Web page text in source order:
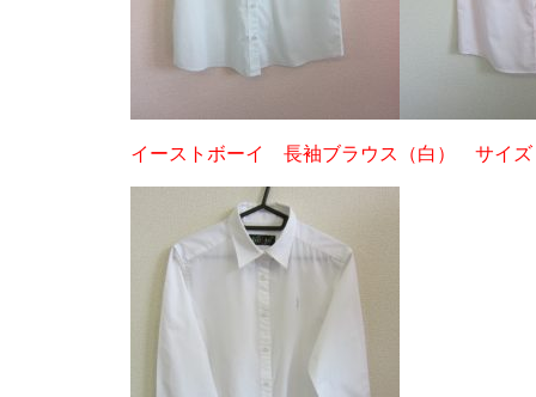
イーストボーイ 長袖ブラウス（白） サイ